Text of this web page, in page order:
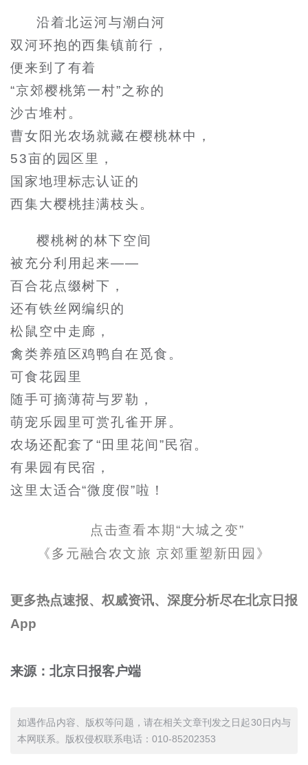
沿着北运河与潮白河
双河环抱的西集镇前行，
便来到了有着
“京郊樱桃第一村”之称的
沙古堆村。
曹女阳光农场就藏在樱桃林中，
53亩的园区里，
国家地理标志认证的
西集大樱桃挂满枝头。
樱桃树的林下空间
被充分利用起来——
百合花点缀树下，
还有铁丝网编织的
松鼠空中走廊，
禽类养殖区鸡鸭自在觅食。
可食花园里
随手可摘薄荷与罗勒，
萌宠乐园里可赏孔雀开屏。
农场还配套了“田里花间”民宿。
有果园有民宿，
这里太适合“微度假”啦！
点击查看本期“大城之变”
《多元融合农文旅 京郊重塑新田园》
更多热点速报、权威资讯、深度分析尽在北京日报
App
来源：北京日报客户端
如遇作品内容、版权等问题，请在相关文章刊发之日起30日内与
本网联系。版权侵权联系电话：010-85202353